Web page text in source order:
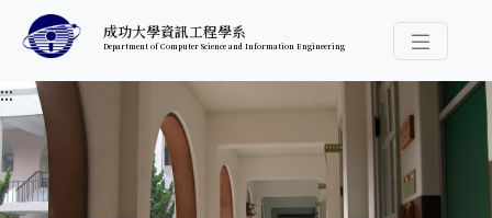
跳至中央內容區塊
成功大學資訊工程學系
Department of Computer Science and Information Engineering
導覽選
:::